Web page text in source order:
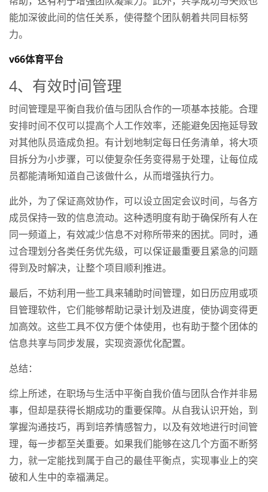
能加深彼此间的信任关系，使得整个团队朝着共同目标努
力。
v66体育平台
4、有效时间管理
时间管理是平衡自我价值与团队合作的一项基本技能。合理
安排时间不仅可以提高个人工作效率，还能避免因拖延导致
对其他队员造成负担。有计划地制定每日任务清单，将大项
目拆分为小步骤，可以使复杂任务变得易于处理，让每位成
员都能清晰知道自己该做什么，从而增强执行力。
此外，为了保证高效协作，可以设立固定会议时间，与各方
成员保持一致的信息流动。这种透明度有助于确保所有人在
同一频道上，有效减少信息不对称所带来的困扰。同时，通
过合理划分各类任务优先级，可以保证最重要且紧急的问题
得到及时解决，让整个项目顺利推进。
最后，不妨利用一些工具来辅助时间管理，如日历应用或项
目管理软件，它们能够帮助记录计划及进度，使协调变得更
加高效。这些工具不仅方便个体使用，也有助于整个团体的
信息共享与同步发展，实现资源优化配置。
总结：
综上所述，在职场与生活中平衡自我价值与团队合作并非易
事，但却是获得长期成功的重要保障。从自我认识开始，到
掌握沟通技巧，再到培养情感智力，以及有效地进行时间管
理，每一步都至关重要。如果我们能够在这几个方面不断努
力，就一定能找到属于自己的最佳平衡点，实现事业上的突
破和人生中的幸福满足。